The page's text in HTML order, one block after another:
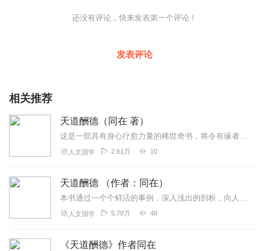
还没有评论，快来发表第一个评论！
发表评论
相关推荐
天道酬德（同在 著）
这是一部具有身心疗愈力量的稀世奇书，将令有缘者获得不可思议的利益。又谓，无论是为了健康、情感、婚姻、事业、名位，还是探索人生真理等，于本书都能得到珍贵的提示。故...
人文国学 2.61万 10
天道酬德 （作者：同在）
本书通过一个个鲜活的事例，深入浅出的剖析，向人们证明了国学智慧的重要，并揭示出善恶有报、十伦有序、天道酬德的道理，以及宇宙规律背后的支撑——道的存在及运作。书中...
人文国学 5.78万 48
《天道酬德》作者同在